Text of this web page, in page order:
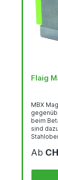
Flaig
MBX
beim
sind
oder
Ab